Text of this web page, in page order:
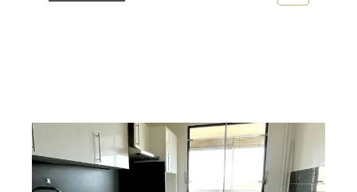
VAULX EN VELIN 69
72,03 m2, 3 pièces
Ref : 135226